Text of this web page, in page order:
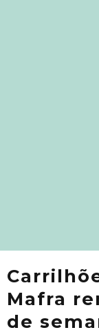
Mafra
de